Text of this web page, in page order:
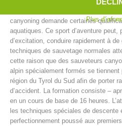
canyoning demande certaines
aquatiques. Ce sport d’aventure peut,
d’excitation, conduire rapidement à
techniques de sauvetage normales
cette raison que des sauveteurs
alpin spécialement formés se
région du Tyrol du Sud afin de porter
d’accident. La formation consiste –
en un cours de base de 16 heures.
les techniques spéciales de descente
perfectionnement poussé aux
Plus